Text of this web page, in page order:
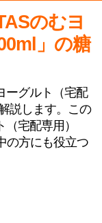
のむヨ
」の糖
ーグルト（宅配
説します。この
宅配専用）
の方にも役立つ